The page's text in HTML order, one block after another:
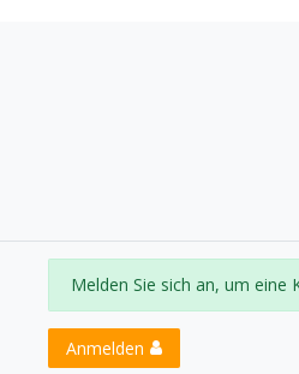
Melden Sie sich an, um eine
Anmelden